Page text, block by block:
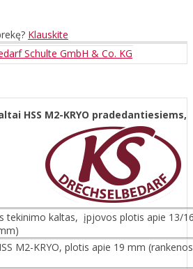
Klauskite
Schulte GmbH & Co. KG
HSS M2-KRYO pradedantiesiems,
tekinimo kaltas, įpjovos plotis apie 13/
M2-KRYO, plotis apie 19 mm (rankenos